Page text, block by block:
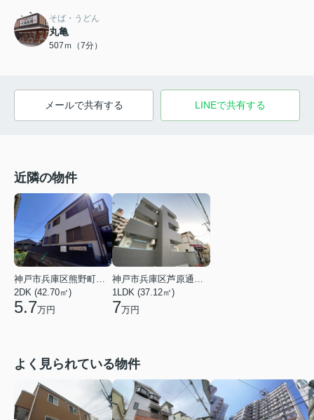
そば・うどん
丸亀
507ｍ（7分）
メールで共有する LINEで共有する
近隣の物件
神戸市兵庫区熊野町４丁目
2DK (42.70㎡)
5.7万円
神戸市兵庫区芦原通４丁目
1LDK (37.12㎡)
7万円
よく見られている物件